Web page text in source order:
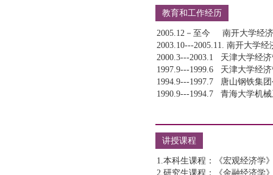
教育和工作经历
讲授课程